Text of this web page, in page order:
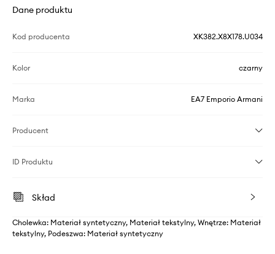
Dane produktu
Kod producenta XK382.X8X178.U034
Kolor czarny
Marka EA7 Emporio Armani
Producent
ID Produktu
Skład
Cholewka: Materiał syntetyczny, Materiał tekstylny, Wnętrze: Materiał
tekstylny, Podeszwa: Materiał syntetyczny